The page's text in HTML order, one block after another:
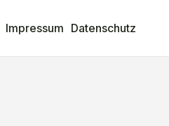
Impressum Datenschutz